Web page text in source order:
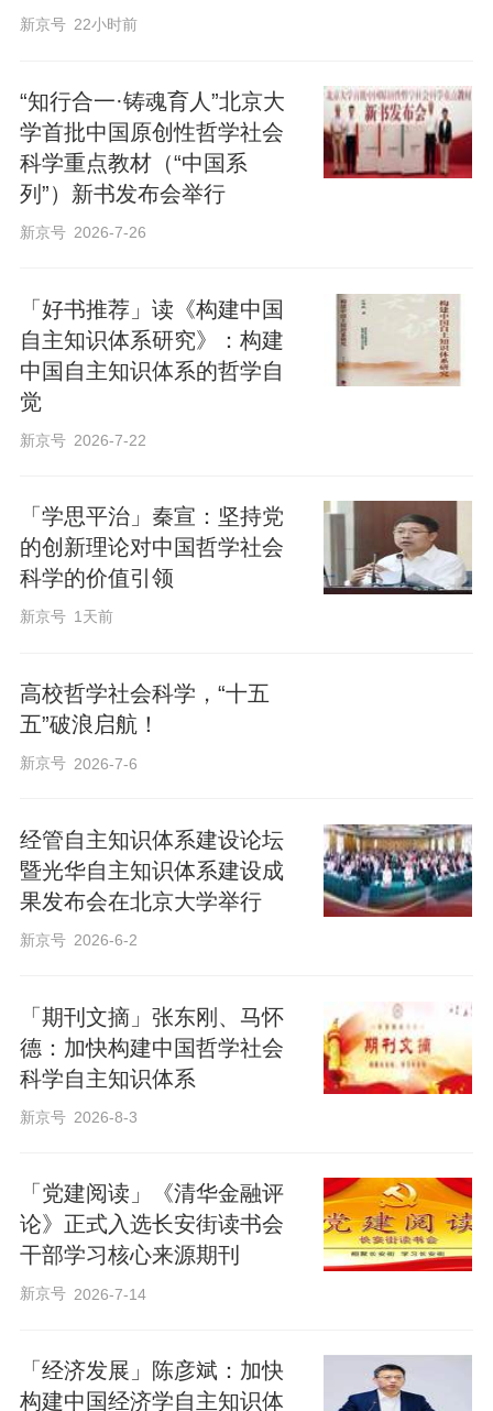
新京号 22小时前
“知行合一·铸魂育人”北京大
学首批中国原创性哲学社会
科学重点教材（“中国系
列”）新书发布会举行
新京号 2026-7-26
「好书推荐」读《构建中国
自主知识体系研究》：构建
中国自主知识体系的哲学自
觉
新京号 2026-7-22
「学思平治」秦宣：坚持党
的创新理论对中国哲学社会
科学的价值引领
新京号 1天前
高校哲学社会科学，“十五
五”破浪启航！
新京号 2026-7-6
经管自主知识体系建设论坛
暨光华自主知识体系建设成
果发布会在北京大学举行
新京号 2026-6-2
「期刊文摘」张东刚、马怀
德：加快构建中国哲学社会
科学自主知识体系
新京号 2026-8-3
「党建阅读」《清华金融评
论》正式入选长安街读书会
干部学习核心来源期刊
新京号 2026-7-14
「经济发展」陈彦斌：加快
构建中国经济学自主知识体